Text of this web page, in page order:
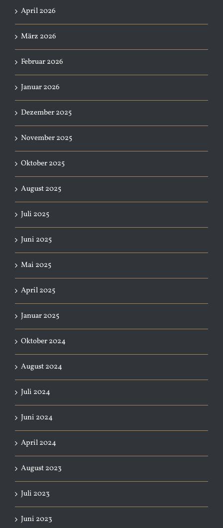
April 2026
März 2026
Februar 2026
Januar 2026
Dezember 2025
November 2025
Oktober 2025
August 2025
Juli 2025
Juni 2025
Mai 2025
April 2025
Januar 2025
Oktober 2024
August 2024
Juli 2024
Juni 2024
April 2024
August 2023
Juli 2023
Juni 2023